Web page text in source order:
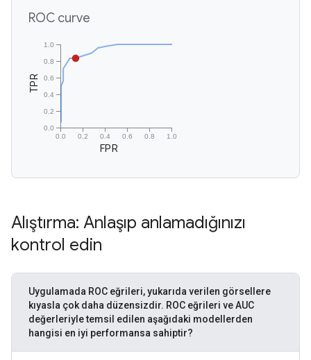
Alıştırma: Anlaşıp anlamadığınızı
kontrol edin
Uygulamada ROC eğrileri, yukarıda verilen görsellere
kıyasla çok daha düzensizdir. ROC eğrileri ve AUC
değerleriyle temsil edilen aşağıdaki modellerden
hangisi en iyi performansa sahiptir?